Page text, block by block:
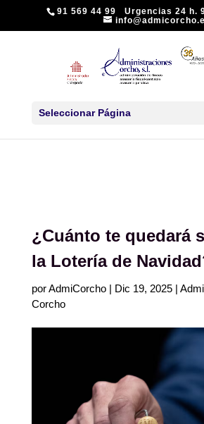
91 569 44 99 Urgencias 24 h.
Seleccionar Página
¿Cuánto te quedará
la Lotería de
porAdmiCorcho| Dic 19, 2025|
Corcho